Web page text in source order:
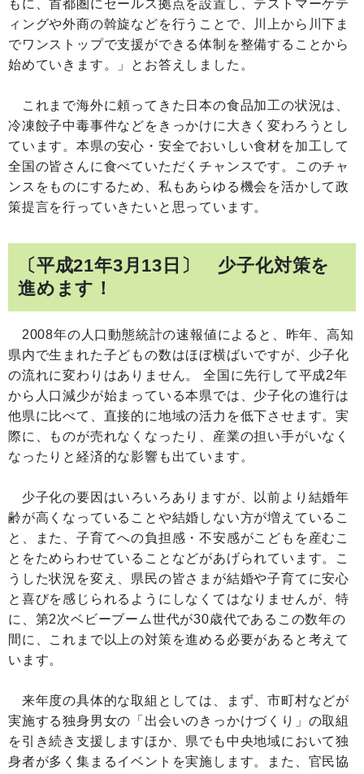
もに、首都圏にセールス拠点を設置し、テストマーケテ
ィングや外商の斡旋などを行うことで、川上から川下ま
でワンストップで支援ができる体制を整備することから
始めていきます。」とお答えしました。
これまで海外に頼ってきた日本の食品加工の状況は、
冷凍餃子中毒事件などをきっかけに大きく変わろうとし
ています。本県の安心・安全でおいしい食材を加工して
全国の皆さんに食べていただくチャンスです。このチャ
ンスをものにするため、私もあらゆる機会を活かして政
策提言を行っていきたいと思っています。
〔平成21年3月13日〕 少子化対策を
進めます！
2008年の人口動態統計の速報値によると、昨年、高知
県内で生まれた子どもの数はほぼ横ばいですが、少子化
の流れに変わりはありません。 全国に先行して平成2年
から人口減少が始まっている本県では、少子化の進行は
他県に比べて、直接的に地域の活力を低下させます。実
際に、ものが売れなくなったり、産業の担い手がいなく
なったりと経済的な影響も出ています。
少子化の要因はいろいろありますが、以前より結婚年
齢が高くなっていることや結婚しない方が増えているこ
と、また、子育てへの負担感・不安感がこどもを産むこ
とをためらわせていることなどがあげられています。こ
うした状況を変え、県民の皆さまが結婚や子育てに安心
と喜びを感じられるようにしなくてはなりませんが、特
に、第2次ベビーブーム世代が30歳代であるこの数年の
間に、これまで以上の対策を進める必要があると考えて
います。
来年度の具体的な取組としては、まず、市町村などが
実施する独身男女の「出会いのきっかけづくり」の取組
を引き続き支援しますほか、県でも中央地域において独
身者が多く集まるイベントを実施します。また、官民協